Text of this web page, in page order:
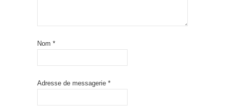
Nom *
Adresse de messagerie *